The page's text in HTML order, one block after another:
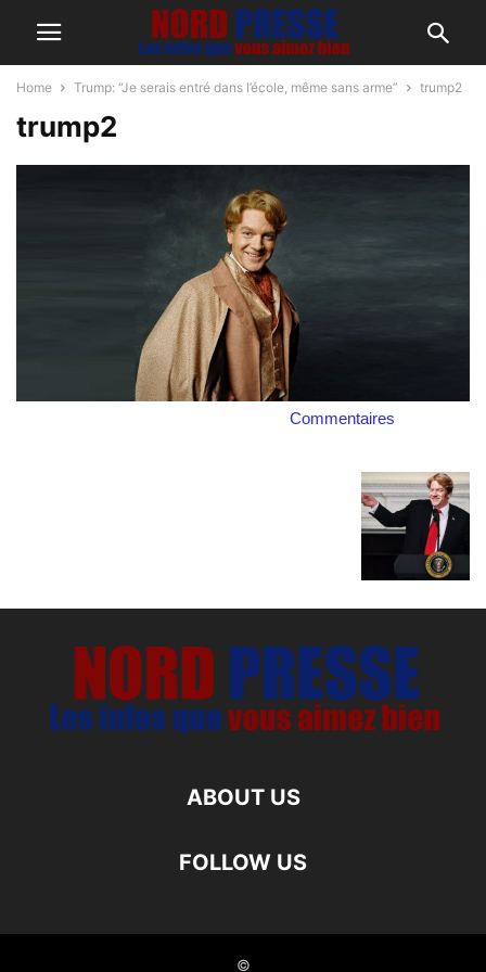
Home Trump: “Je serais entré dans l’école, même sans arme” trump2
trump2
Commentaires
ABOUT US
FOLLOW US
©